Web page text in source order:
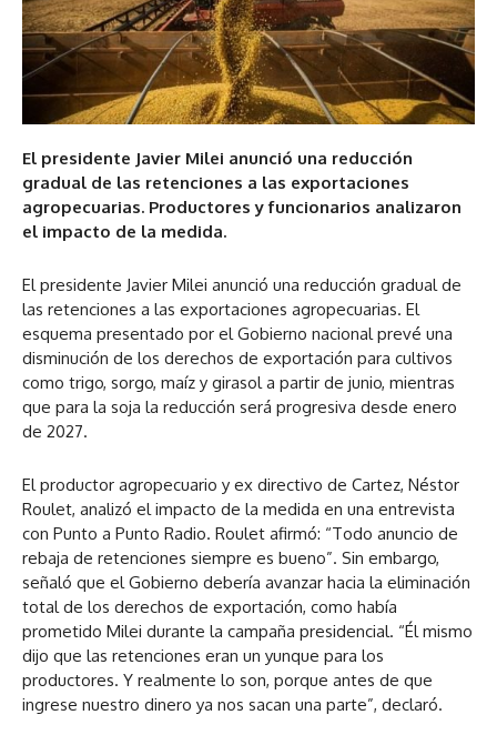
El presidente Javier Milei anunció una reducción
gradual de las retenciones a las exportaciones
agropecuarias. Productores y funcionarios analizaron
el impacto de la medida.
El presidente Javier Milei anunció una reducción gradual de
las retenciones a las exportaciones agropecuarias. El
esquema presentado por el Gobierno nacional prevé una
disminución de los derechos de exportación para cultivos
como trigo, sorgo, maíz y girasol a partir de junio, mientras
que para la soja la reducción será progresiva desde enero
de 2027.
El productor agropecuario y ex directivo de Cartez, Néstor
Roulet, analizó el impacto de la medida en una entrevista
con Punto a Punto Radio. Roulet afirmó: “Todo anuncio de
rebaja de retenciones siempre es bueno”. Sin embargo,
señaló que el Gobierno debería avanzar hacia la eliminación
total de los derechos de exportación, como había
prometido Milei durante la campaña presidencial. “Él mismo
dijo que las retenciones eran un yunque para los
productores. Y realmente lo son, porque antes de que
ingrese nuestro dinero ya nos sacan una parte”, declaró.